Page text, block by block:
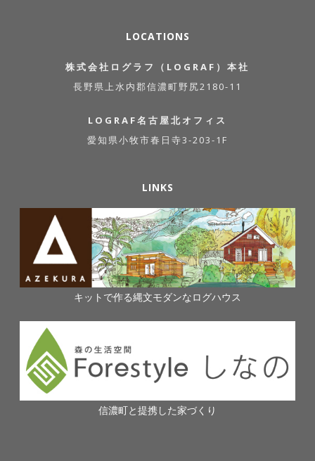
LOCATIONS
株式会社ログラフ（LOGRAF）本社
長野県上水内郡信濃町野尻2180-11
LOGRAF名古屋北オフィス
愛知県小牧市春日寺3-203-1F
LINKS
キットで作る縄文モダンなログハウス
信濃町と提携した家づくり